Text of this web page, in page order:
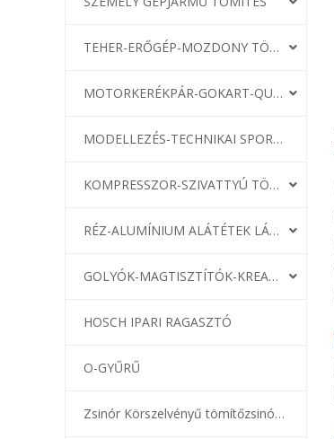
TEHER-ERŐGÉP-MOZDONY TÖMÍTÉS
MOTORKERÉKPÁR-GOKART-QUAD-CSÓNAKMOTOR TÖMÍTÉS
MODELLEZÉS-TECHNIKAI SPORT-MODELLSPORT
KOMPRESSZOR-SZIVATTYÚ TÖMÍTÉS
RÉZ-ALUMÍNIUM ALÁTÉTEK LÁGYÍTVA
GOLYÓK-MAGTISZTÍTÓK-KREATÍV
HOSCH IPARI RAGASZTÓ
O-GYŰRŰ
Zsinór Körszelvényű tömítőzsinórok